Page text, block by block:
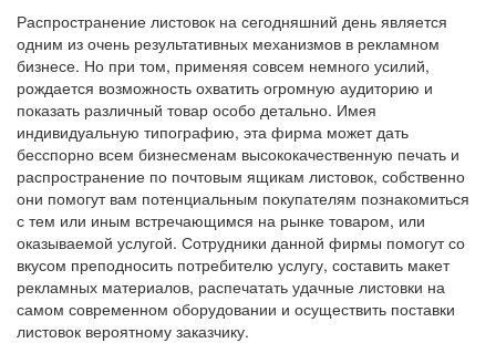
Распространение листовок на сегодняшний день является
одним из очень результативных механизмов в рекламном
бизнесе. Но при том, применяя совсем немного усилий,
рождается возможность охватить огромную аудиторию и
показать различный товар особо детально. Имея
индивидуальную типографию, эта фирма может дать
бесспорно всем бизнесменам высококачественную печать и
распространение по почтовым ящикам листовок, собственно
они помогут вам потенциальным покупателям познакомиться
с тем или иным встречающимся на рынке товаром, или
оказываемой услугой. Сотрудники данной фирмы помогут со
вкусом преподносить потребителю услугу, составить макет
рекламных материалов, распечатать удачные листовки на
самом современном оборудовании и осуществить поставки
листовок вероятному заказчику.